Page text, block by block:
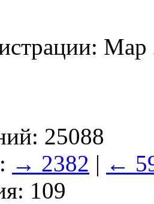
Мар
25088
→ 2382 | ←
109